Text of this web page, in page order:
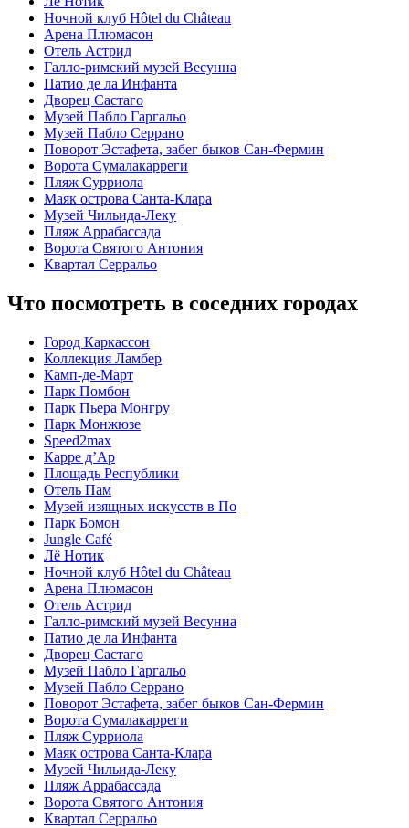
Ночной клуб Hôtel du Château
Арена Плюмасон
Отель Астрид
Галло-римский музей Весунна
Патио де ла Инфанта
Дворец Састагo
Музей Пабло Гаргальо
Музей Пабло Серрано
Поворот Эстафета, забег быков Сан-Фермин
Ворота Сумалакарреги
Пляж Сурриола
Маяк острова Санта-Клара
Музей Чильида-Леку
Пляж Аррабассада
Ворота Святого Антония
Квартал Серральо
Что посмотреть в соседних городах
Город Каркассон
Коллекция Ламбер
Камп-де-Март
Парк Помбон
Парк Пьера Монгру
Парк Монжюзе
Speed2max
Карре д’Ар
Площадь Республики
Отель Пам
Музей изящных искусств в По
Парк Бомон
Jungle Café
Лё Нотик
Ночной клуб Hôtel du Château
Арена Плюмасон
Отель Астрид
Галло-римский музей Весунна
Патио де ла Инфанта
Дворец Састагo
Музей Пабло Гаргальо
Музей Пабло Серрано
Поворот Эстафета, забег быков Сан-Фермин
Ворота Сумалакарреги
Пляж Сурриола
Маяк острова Санта-Клара
Музей Чильида-Леку
Пляж Аррабассада
Ворота Святого Антония
Квартал Серральо